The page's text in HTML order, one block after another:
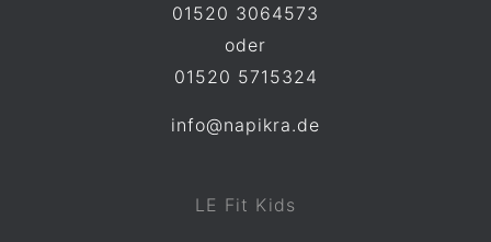
01520 3064573
oder
01520 5715324
info@napikra.de
LE Fit Kids